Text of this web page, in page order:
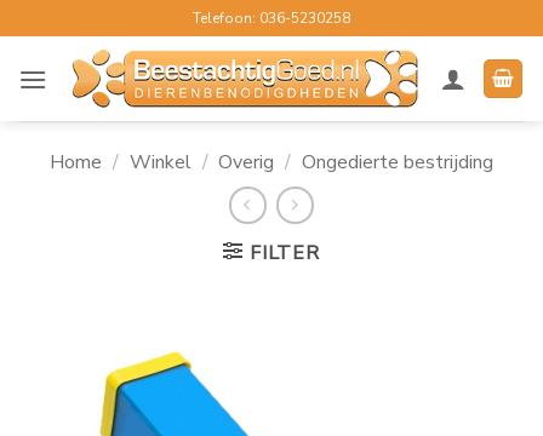
naar
inhoud
Telefoon: 036-5230258
Home / Winkel / Overig / Ongedierte bestrijding
FILTER